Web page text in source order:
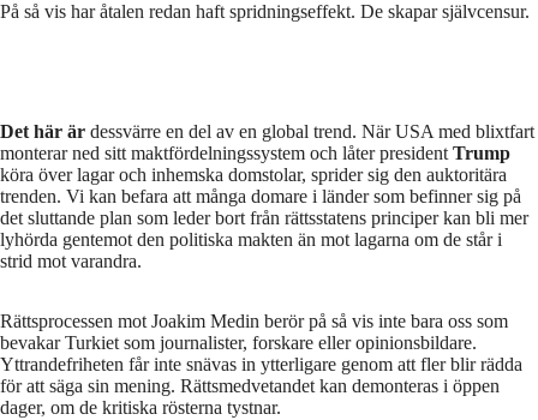
På så vis har åtalen redan haft spridningseffekt. De skapar självcensur.
Det här är dessvärre en del av en global trend. När USA med blixtfart
monterar ned sitt maktfördelningssystem och låter president Trump
köra över lagar och inhemska domstolar, sprider sig den auktoritära
trenden. Vi kan befara att många domare i länder som befinner sig på
det sluttande plan som leder bort från rättsstatens principer kan bli mer
lyhörda gentemot den politiska makten än mot lagarna om de står i
strid mot varandra.
Rättsprocessen mot Joakim Medin berör på så vis inte bara oss som
bevakar Turkiet som journalister, forskare eller opinionsbildare.
Yttrandefriheten får inte snävas in ytterligare genom att fler blir rädda
för att säga sin mening. Rättsmedvetandet kan demonteras i öppen
dager, om de kritiska rösterna tystnar.